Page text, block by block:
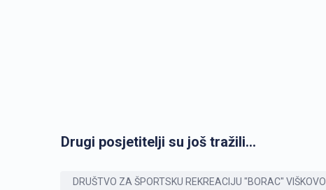
Drugi posjetitelji su još tražili...
DRUŠTVO ZA ŠPORTSKU REKREACIJU "BORAC" VIŠKOVO